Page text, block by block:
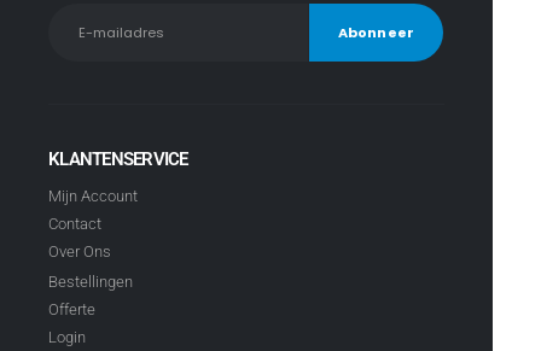
KLANTENSERVICE
Mijn Account
Contact
Over Ons
Bestellingen
Offerte
Login